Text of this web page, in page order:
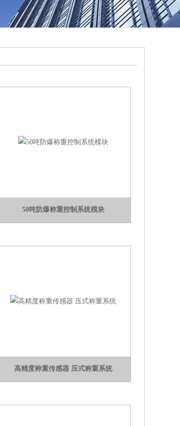
50吨防爆称重控制系统模块
高精度称重传感器 压式称重系统